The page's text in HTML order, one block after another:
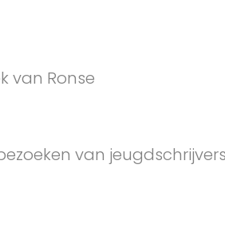
van Ronse
van